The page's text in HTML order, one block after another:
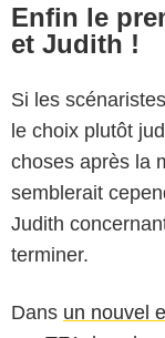
Enfin le
et Judith !
Si les
le choix plutôt
choses après la
semblerait
Judith
terminer.
Dans un nouvel